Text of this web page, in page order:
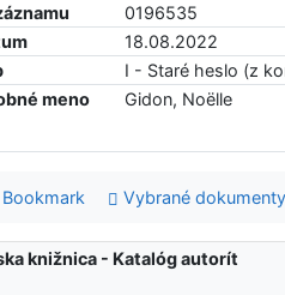
0196535
18.08.2022
I - Staré heslo (z
meno
Gidon, Noëlle
Bookmark Vybrané dokumenty
knižnica - Katalóg autorít